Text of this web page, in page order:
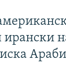
ирански